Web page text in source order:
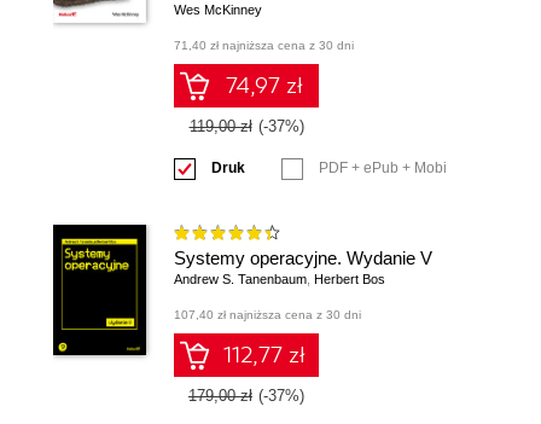
Wes McKinney
71,40 zł najniższa cena z 30 dni
74,97 zł
119,00 zł (-37%)
Druk PDF + ePub + Mobi
Systemy operacyjne. Wydanie V
Andrew S. Tanenbaum Herbert Bos
107,40 zł najniższa cena z 30 dni
112,77 zł
179,00 zł (-37%)